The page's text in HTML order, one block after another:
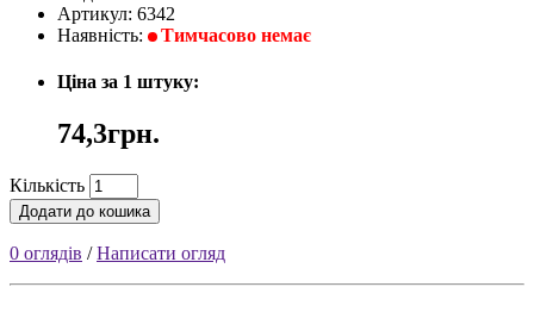
Артикул: 6342
Наявність:
Тимчасово немає
Ціна за 1 штуку:
74,3грн.
Кількість
Додати до кошика
0 оглядів /Написати огляд